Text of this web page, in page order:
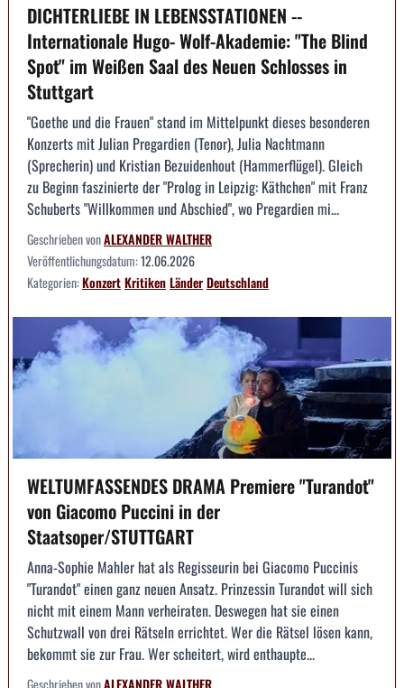
DICHTERLIEBE IN LEBENSSTATIONEN --
Internationale Hugo- Wolf-Akademie: "The Blind
Spot" im Weißen Saal des Neuen Schlosses in
Stuttgart
"Goethe und die Frauen" stand im Mittelpunkt dieses besonderen
Konzerts mit Julian Pregardien (Tenor), Julia Nachtmann
(Sprecherin) und Kristian Bezuidenhout (Hammerflügel). Gleich
zu Beginn faszinierte der "Prolog in Leipzig: Käthchen" mit Franz
Schuberts "Willkommen und Abschied", wo Pregardien mi...
Geschrieben vonALEXANDER WALTHER
Veröffentlichungsdatum:12.06.2026
Kategorien:KonzertKritikenLänderDeutschland
WELTUMFASSENDES DRAMA Premiere "Turandot"
von Giacomo Puccini in der
Staatsoper/STUTTGART
Anna-Sophie Mahler hat als Regisseurin bei Giacomo Puccinis
"Turandot" einen ganz neuen Ansatz. Prinzessin Turandot will sich
nicht mit einem Mann verheiraten. Deswegen hat sie einen
Schutzwall von drei Rätseln errichtet. Wer die Rätsel lösen kann,
bekommt sie zur Frau. Wer scheitert, wird enthaupte...